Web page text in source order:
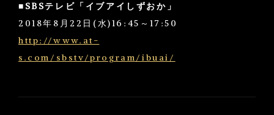
■SBSテレビ「イブアイしずおか」
2018年8月22日(水)16:45～17:50
http://www.at-
s.com/sbstv/program/ibuai/